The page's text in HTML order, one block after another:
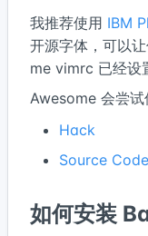
我推荐使用 IBM
开源字体，可以
me vimrc 已经设
Awesome 会尝试
Hack
Source
如何安装